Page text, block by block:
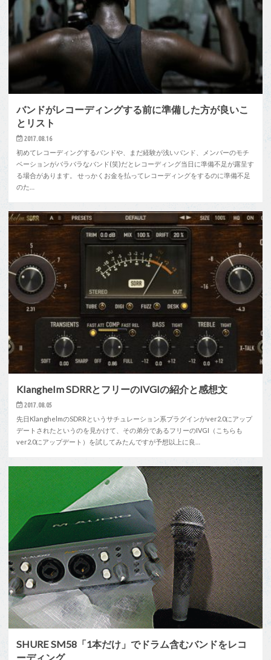
バンドがレコーディングする前に準備した方が良いこ
とリスト
2017.08.16
初めてレコーディングするバンドや、まだ経験が浅いバンド、メンバーのモチ
ベーションがバラバラなバンド(笑)だとレコーディング当日に準備不足が露呈す
る場合があります。 せっかくお金を払ってレコーディングをするのに準備不足
のた…
Klanghelm SDRRとフリーのIVGIの紹介と感想文
2017.08.05
先日KlanghelmのSDRRというサチュレーション系プラグインがver2.0にアップ
デートされたというのを見かけて、その弟分であるフリーのIVGI（こちらも
ver2.0にアップデート）を試してみたんですが予想以上に良…
SHURE SM58「1本だけ」でドラム含むバンドをレコ
ーディング